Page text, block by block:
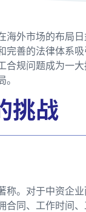
海外市场的布局
完善的法律体系
合规问题成为一
挑战
称。对于中资企
合同、工作时间